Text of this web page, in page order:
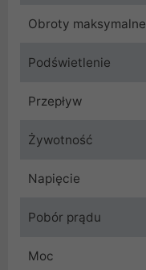
Obroty maksymalne
Podświetlenie
Przepływ
Żywotność
Napięcie
Pobór prądu
Moc